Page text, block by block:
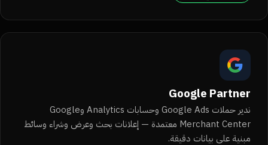
Google Partner
ندير حملات Google Ads وحسابات Analytics وGoogle
Merchant Center معتمدة — إعلانات بحث وعرض وشراء وسائط
مبنية على بيانات دقيقة.